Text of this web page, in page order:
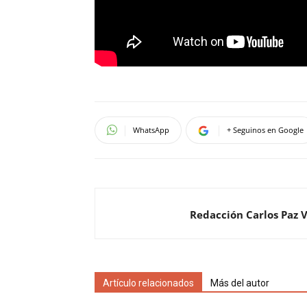
WhatsApp + Seguinos en Google
Redacción Carlos Paz
Artículo relacionados Más del autor